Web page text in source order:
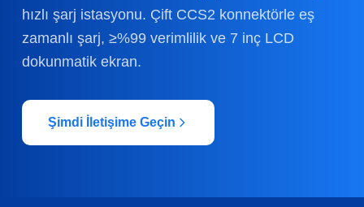
hızlı şarj istasyonu. Çift CCS2 konnektörle eş
zamanlı şarj, ≥%99 verimlilik ve 7 inç LCD
dokunmatik ekran.
Şimdi İletişime Geçin